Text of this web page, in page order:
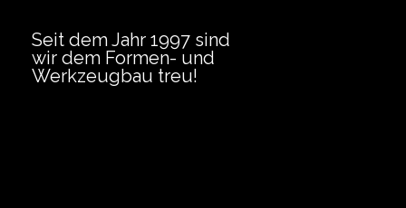
Seit dem Jahr 1997 sind
wir dem Formen- und
Werkzeugbau treu!